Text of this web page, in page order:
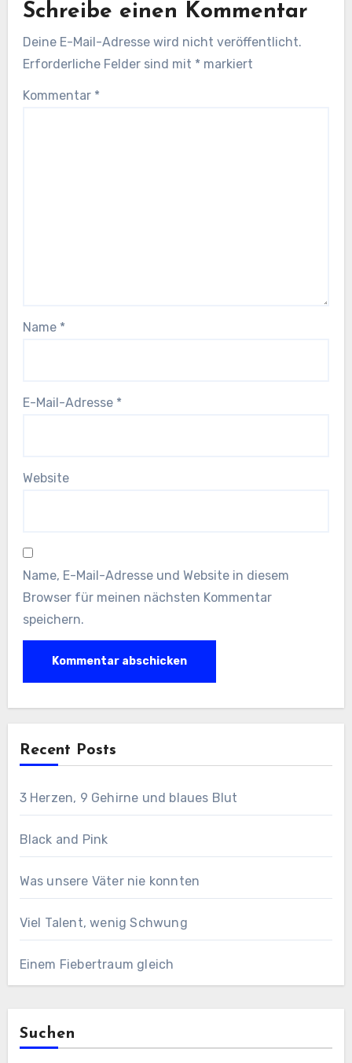
Schreibe einen Kommentar
Deine E-Mail-Adresse wird nicht veröffentlicht.
Erforderliche Felder sind mit * markiert
Kommentar *
Name *
E-Mail-Adresse *
Website
Name, E-Mail-Adresse und Website in diesem
Browser für meinen nächsten Kommentar
speichern.
Recent Posts
3 Herzen, 9 Gehirne und blaues Blut
Black and Pink
Was unsere Väter nie konnten
Viel Talent, wenig Schwung
Einem Fiebertraum gleich
Suchen